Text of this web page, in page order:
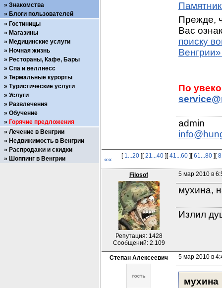
Прежде,
Вас
поиску
«« [ 1...20 ][21...40 ][41...60 ][61...80 ][
Filosof
Репутация: 1428
Сообщений: 2.109
5 мар 2010 в
мухина,
Излил
Степан Алексеевич 5 мар 2010 в
мухина
Знакомства
Блоги пользователей
Гостиницы
Магазины
Медицинские услуги
Ночная жизнь
Рестораны, Кафе, Бары
Спа и веллнесс
Термальные курорты
Туристические услуги
Услуги
Развлечения
Обучение
Горячие предложения
Лечение в Венгрии
Недвижимость в Венгрии
Распродажи и скидки
Шоппинг в Венгрии